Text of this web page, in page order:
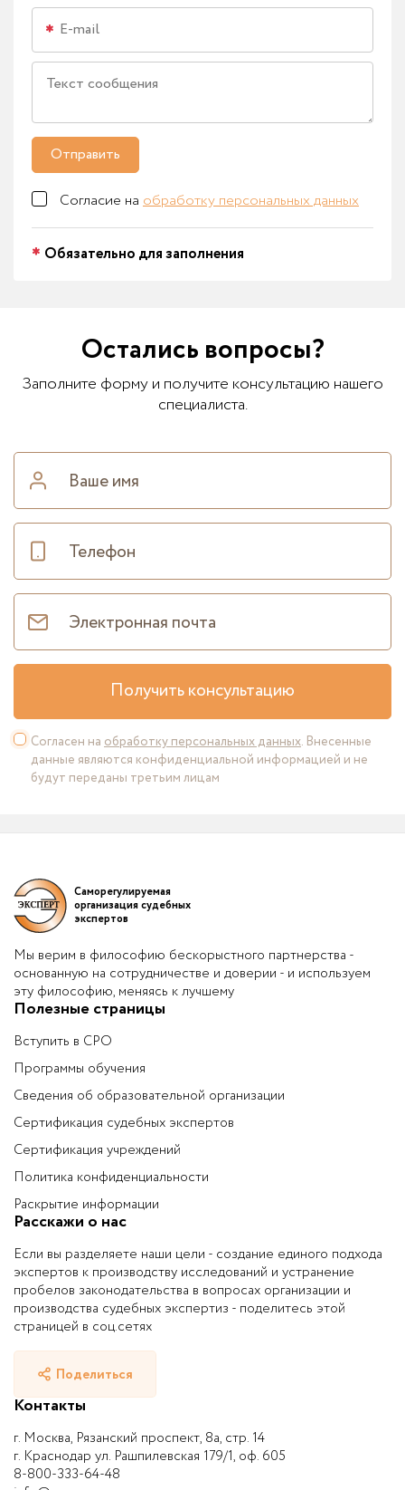
Отправить
Согласие на обработку персональных данных
Обязательно для заполнения
Остались вопросы?
Заполните форму и получите консультацию нашего
специалиста.
Получить консультацию
Согласен на обработку персональных данных. Внесенные
данные являются конфиденциальной информацией и не
будут переданы третьим лицам
Саморегулируемая
организация судебных
экспертов
Мы верим в философию бескорыстного партнерства -
основанную на сотрудничестве и доверии - и используем
эту философию, меняясь к лучшему
Полезные страницы
Вступить в СРО
Программы обучения
Сведения об образовательной организации
Сертификация судебных экспертов
Сертификация учреждений
Политика конфиденциальности
Раскрытие информации
Расскажи о нас
Если вы разделяете наши цели - создание единого подхода
экспертов к производству исследований и устранение
пробелов законодательства в вопросах организации и
производства судебных экспертиз - поделитесь этой
страницей в соц.сетях
Поделиться
Контакты
г. Москва, Рязанский проспект, 8а, стр. 14
г. Краснодар ул. Рашпилевская 179/1, оф. 605
8-800-333-64-48